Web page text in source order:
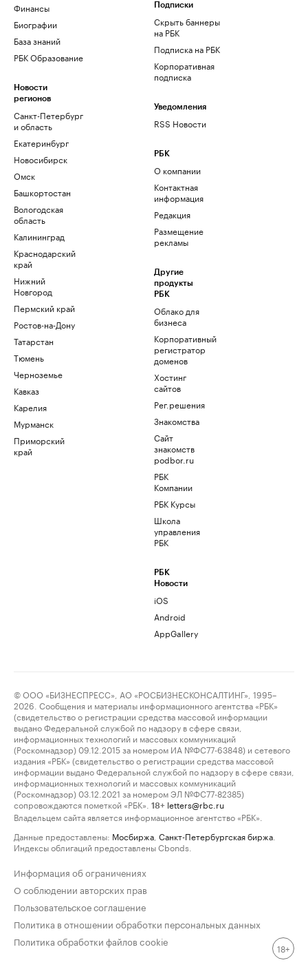
Финансы
Биографии
База знаний
РБК Образование
Новости
регионов
Санкт-Петербург
и область
Екатеринбург
Новосибирск
Омск
Башкортостан
Вологодская
область
Калининград
Краснодарский
край
Нижний
Новгород
Пермский край
Ростов-на-Дону
Татарстан
Тюмень
Черноземье
Кавказ
Карелия
Мурманск
Приморский
край
Подписки
Скрыть баннеры
на РБК
Подписка на РБК
Корпоративная
подписка
Уведомления
RSS Новости
РБК
О компании
Контактная
информация
Редакция
Размещение
рекламы
Другие
продукты
РБК
Облако для
бизнеса
Корпоративный
регистратор
доменов
Хостинг
сайтов
Рег.решения
Знакомства
Сайт
знакомств
podbor.ru
РБК
Компании
РБК Курсы
Школа
управления
РБК
РБК
Новости
iOS
Android
AppGallery
© ООО «БИЗНЕСПРЕСС», АО «РОСБИЗНЕСКОНСАЛТИНГ», 1995–
2026. Сообщения и материалы информационного агентства «РБК»
(свидетельство о регистрации средства массовой информации
выдано Федеральной службой по надзору в сфере связи,
информационных технологий и массовых коммуникаций
(Роскомнадзор) 09.12.2015 за номером ИА №ФС77-63848) и сетевого
издания «РБК» (свидетельство о регистрации средства массовой
информации выдано Федеральной службой по надзору в сфере связи,
информационных технологий и массовых коммуникаций
(Роскомнадзор) 03.12.2021 за номером ЭЛ №ФС77-82385)
сопровождаются пометкой «РБК».
18+ letters@rbc.ru
Владельцем сайта является информационное агентство «РБК».
Данные предоставлены: Мосбиржа Санкт-Петербургская биржа
Индексы облигаций предоставлены Cbonds.
Информация об ограничениях
О соблюдении авторских прав
Пользовательское соглашение
Политика в отношении обработки персональных данных
Политика обработки файлов cookie
18+